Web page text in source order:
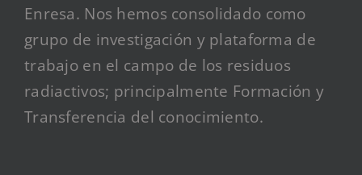
Enresa. Nos hemos consolidado como
grupo de investigación y plataforma de
trabajo en el campo de los residuos
radiactivos; principalmente Formación y
Transferencia del conocimiento.